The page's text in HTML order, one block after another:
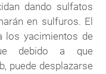
dando sulfatos
en sulfuros. El
los yacimientos de
debido a que
puede desplazarse